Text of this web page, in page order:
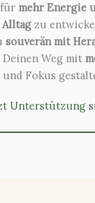
mehr Energie
Alltag zu
souverän mit
Weg mit
und Fokus
Unterstützung